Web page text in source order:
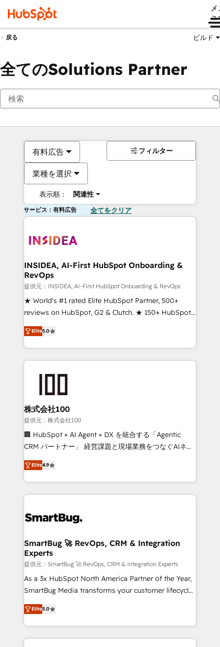
ュ
戻る ビルド
全てのSolutions Partner
有料広告
業種を選択
表示順： 関連性
フィルター
サービス：有料広告 全てをクリア
INSIDEA, AI-First HubSpot Onboarding &
RevOps
提供元：INSIDEA, AI-First HubSpot Onboarding & RevOps
★ World's #1 rated Elite HubSpot Partner, 500+
reviews on HubSpot, G2 & Clutch. ★ 150+ HubSpot
Certified Experts & Trainers across the team ★
1,500+ implementations across five continents ★ AI-
First, RevOps-led, Onboarding obsessed ★
Company of the Year 2024/25 INSIDEA helps
and build AI-powered workflows that drive adoption
from week one, in your time zone. What we do ➤
Onboarding: Live in weeks, with workflows built
around your business, not a template. ➤ Migration:
Move from any legacy CRM. Zero downtime, full data
run your revenue process. Sales, marketing, and
service wired together. ➤ AI and Integrations: Layer
tune-ups, feature rollouts, adoption coaching. Buying
HubSpot, switching to it, or reviving a stale portal?
We are built for the work.
Elite5.0
株式会社100
提供元：株式会社100
🏢 HubSpot × AI Agent × DX を統合する「Agentic
CRM パートナー」 経営課題と現場業務をつなぐAIネイ
ティブ・エージェンシーとして、HubSpot Eliteの実装
力で顧客フロント業務を再設計します。 💡 100inc は何
をする会社か？ HubSpotを共通基盤に、AIエージェン
トを組み込んだ顧客フロント業務（マーケティング・営
ィブ・エージェンシーです。事業部・グループ会社・部
を、CRMを軸とした全社共通基盤に再構築します。意
思決定者・PMO・現場担当者に並走します。 1️⃣
HubSpot導入・活用支援 顧客データの一元化から、
GTMの見える化・自動化まで。全Hub統合運用、デー
タ品質設計、グループ横断のCRM統合に対応します。
の一部をAIが自律実行する組織への移行を設計・実装。
Breeze・Claude等をHubSpotと連携させ、役割定義・
Elite4.9
SmartBug 🚀 RevOps, CRM & Integration
Experts
提供元：SmartBug 🚀 RevOps, CRM & Integration Experts
As a 3x HubSpot North America Partner of the Year,
SmartBug Media transforms your customer lifecycle
into a revenue engine. Our unified ecosystem
includes specialized divisions Globalia (AI &
Software) and Point Success Media (Paid Media),
making this the official home for all three brands. 🔄
Elite5.0